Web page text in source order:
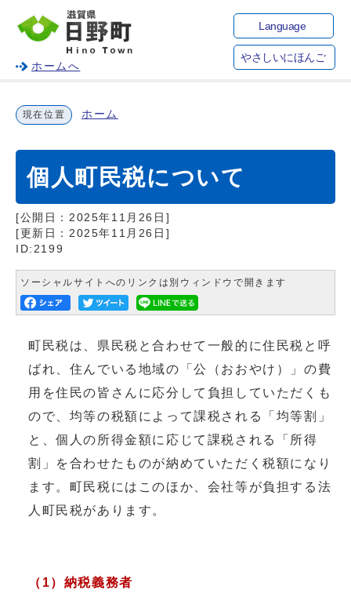
ホームへ
Language
やさしいにほんご
現在位置 ホーム
個人町民税について
[公開日： 2025年11月26日 ]
[更新日： 2025年11月26日 ]
ID:2199
ソーシャルサイトへのリンクは別ウィンドウで開きます
町民税は、県民税と合わせて一般的に住民税と呼
ばれ、住んでいる地域の「公（おおやけ）」の費
用を住民の皆さんに応分して負担していただくも
ので、均等の税額によって課税される「均等割」
と、個人の所得金額に応じて課税される「所得
割」を合わせたものが納めていただく税額になり
ます。町民税にはこのほか、会社等が負担する法
人町民税があります。
（1）納税義務者